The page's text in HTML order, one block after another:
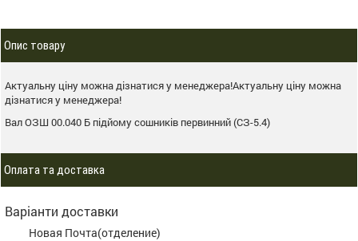
Опис товару
Актуальну ціну можна дізнатися у менеджера!Актуальну ціну можна
дізнатися у менеджера!
Вал ОЗШ 00.040 Б підйому сошників первинний (СЗ-5.4)
Оплата та доставка
Варіанти доставки
Новая Почта(отделение)